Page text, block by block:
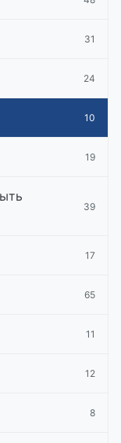
31
24
10
19
39
17
65
11
12
8